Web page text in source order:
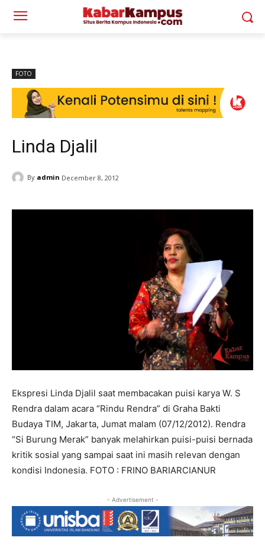
FOTO
Linda Djalil
By admin December 8, 2012
Ekspresi Linda Djalil saat membacakan puisi karya W. S
Rendra dalam acara “Rindu Rendra” di Graha Bakti
Budaya TIM, Jakarta, Jumat malam (07/12/2012). Rendra
“Si Burung Merak” banyak melahirkan puisi-puisi bernada
kritik sosial yang sampai saat ini masih relevan dengan
kondisi Indonesia. FOTO : FRINO BARIARCIANUR
- Advertisement -